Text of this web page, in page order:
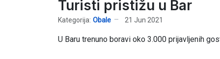
Turisti pristižu u Bar
Kategorija: Obale 21 Jun 2021
U Baru trenuno boravi oko 3.000 prijavljenih